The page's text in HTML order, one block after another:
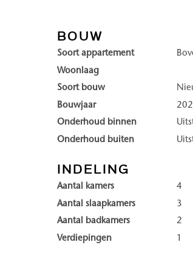
aan de
letterlijk
kwaliteit, waarin rust en
de rust, ruimte en gezellige
winkels een prettige
Enkele highlights van DUINHIL
• High-end wooncomfort en
BOUW
Soort appartement
Woonlaag
Soort bouw
Bouwjaar
Onderhoud binnen
Onderhoud buiten
INDELING
Aantal kamers
4
Aantal slaapkamers
3
Aantal badkamers
2
Verdiepingen
1